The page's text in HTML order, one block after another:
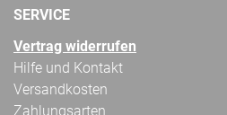
SERVICE
Vertrag widerrufen
Hilfe und Kontakt
Versandkosten
Zahlungsarten